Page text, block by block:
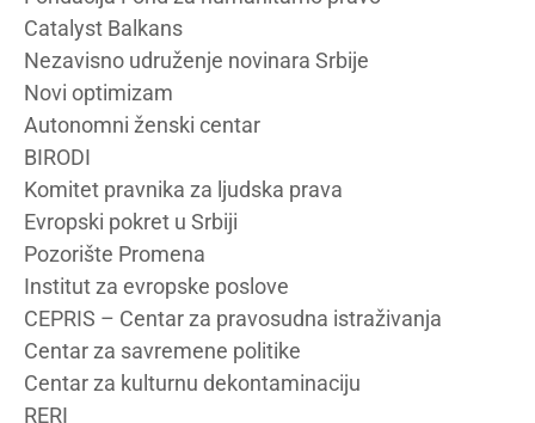
Catalyst Balkans
Nezavisno udruženje novinara Srbije
Novi optimizam
Autonomni ženski centar
BIRODI
Komitet pravnika za ljudska prava
Evropski pokret u Srbiji
Pozorište Promena
Institut za evropske poslove
CEPRIS – Centar za pravosudna istraživanja
Centar za savremene politike
Centar za kulturnu dekontaminaciju
RERI